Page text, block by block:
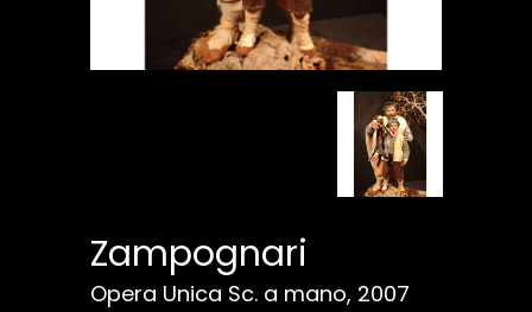
Zampognari
Opera Unica Sc. a mano, 2007